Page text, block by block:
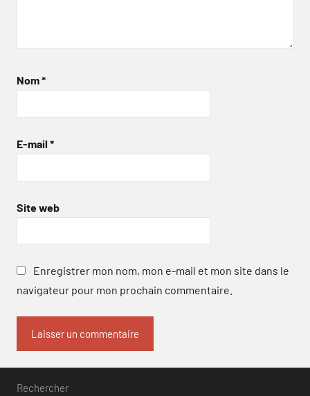
Nom*
E-mail *
Site web
Enregistrer mon nom, mon e-mail et mon site dans le
navigateur pour mon prochain commentaire.
Rechercher